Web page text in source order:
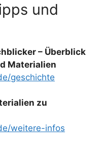
und
– Überblick
Materialien
geschichte
zu
weitere-infos